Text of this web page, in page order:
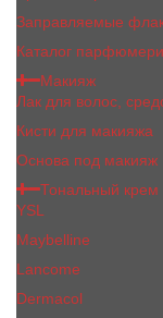
Заправляемые
Каталог
Макияж
Лак для волос,
Кисти для макияжа
Основа под макияж
Тональный крем
YSL
Maybelline
Lancome
Dermacol